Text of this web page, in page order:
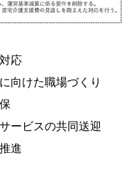
応
向けた職場づくり
ービスの共同送迎
進